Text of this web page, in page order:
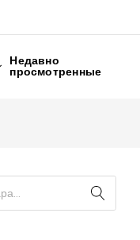
Недавно
просмотренные